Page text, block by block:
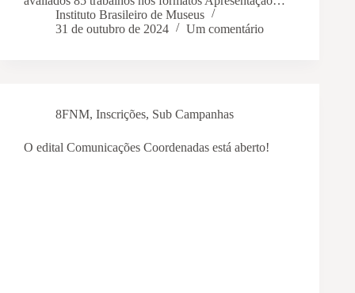
Instituto Brasileiro de Museus
31 de outubro de 2024
Um comentário
8FNM, Inscrições, Sub Campanhas
O edital Comunicações Coordenadas está aberto!